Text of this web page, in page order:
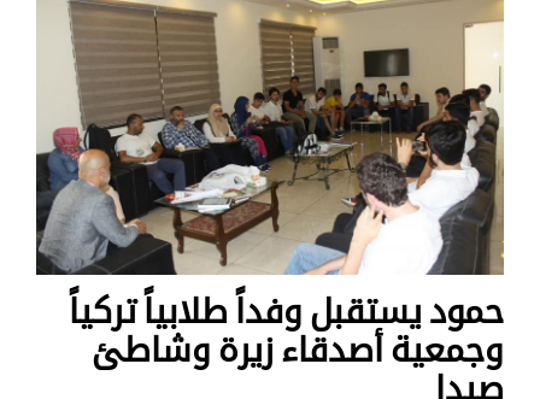
حمود يستقبل وفداً طلابياً تركياً
وجمعية أصدقاء زيرة وشاطئ
صيدا